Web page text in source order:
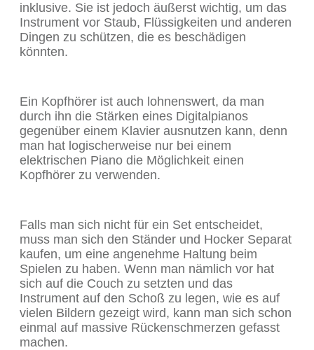
inklusive. Sie ist jedoch äußerst wichtig, um das
Instrument vor Staub, Flüssigkeiten und anderen
Dingen zu schützen, die es beschädigen
könnten.
Ein Kopfhörer ist auch lohnenswert, da man
durch ihn die Stärken eines Digitalpianos
gegenüber einem Klavier ausnutzen kann, denn
man hat logischerweise nur bei einem
elektrischen Piano die Möglichkeit einen
Kopfhörer zu verwenden.
Falls man sich nicht für ein Set entscheidet,
muss man sich den Ständer und Hocker Separat
kaufen, um eine angenehme Haltung beim
Spielen zu haben. Wenn man nämlich vor hat
sich auf die Couch zu setzten und das
Instrument auf den Schoß zu legen, wie es auf
vielen Bildern gezeigt wird, kann man sich schon
einmal auf massive Rückenschmerzen gefasst
machen.